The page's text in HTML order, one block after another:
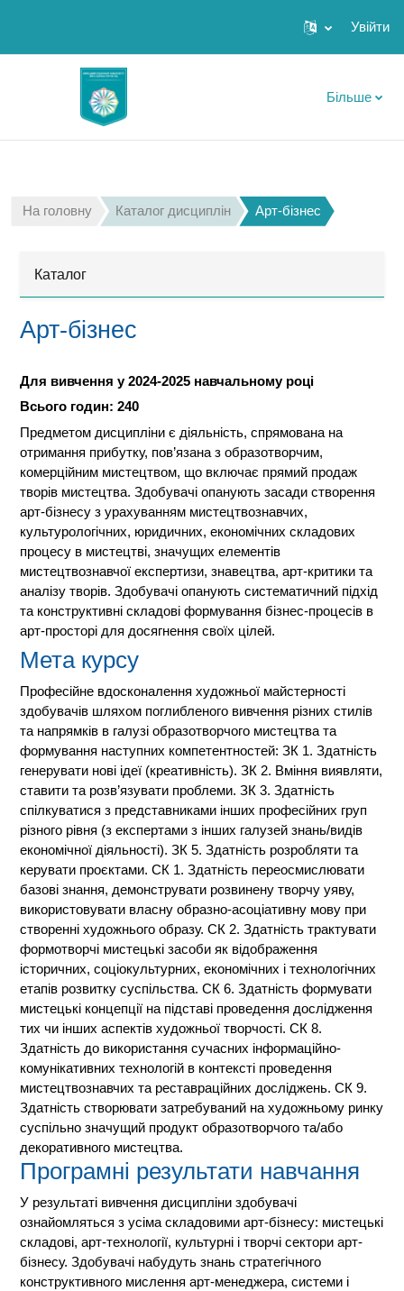
Увійти
Більше
На головну Каталог дисциплін Арт-бізнес
Каталог
Арт-бізнес
Для вивчення у 2024-2025 навчальному році
Всього годин: 240
Предметом дисципліни є діяльність, спрямована на
отримання прибутку, пов’язана з образотворчим,
комерційним мистецтвом, що включає прямий продаж
творів мистецтва. Здобувачі опанують засади створення
арт-бізнесу з урахуванням мистецтвознавчих,
культурологічних, юридичних, економічних складових
процесу в мистецтві, значущих елементів
мистецтвознавчої експертизи, знавецтва, арт-критики та
аналізу творів. Здобувачі опанують систематичний підхід
та конструктивні складові формування бізнес-процесів в
арт-просторі для досягнення своїх цілей.
Мета курсу
Професійне вдосконалення художньої майстерності
здобувачів шляхом поглибленого вивчення різних стилів
та напрямків в галузі образотворчого мистецтва та
формування наступних компетентностей: ЗК 1. Здатність
генерувати нові ідеї (креативність). ЗК 2. Вміння виявляти,
ставити та розв’язувати проблеми. ЗК 3. Здатність
спілкуватися з представниками інших професійних груп
різного рівня (з експертами з інших галузей знань/видів
економічної діяльності). ЗК 5. Здатність розробляти та
керувати проєктами. СК 1. Здатність переосмислювати
базові знання, демонструвати розвинену творчу уяву,
використовувати власну образно-асоціативну мову при
створенні художнього образу. СК 2. Здатність трактувати
формотворчі мистецькі засоби як відображення
історичних, соціокультурних, економічних і технологічних
етапів розвитку суспільства. СК 6. Здатність формувати
мистецькі концепції на підставі проведення дослідження
тих чи інших аспектів художньої творчості. СК 8.
Здатність до використання сучасних інформаційно-
комунікативних технологій в контексті проведення
мистецтвознавчих та реставраційних досліджень. СК 9.
Здатність створювати затребуваний на художньому ринку
суспільно значущий продукт образотворчого та/або
декоративного мистецтва.
Програмні результати навчання
У результаті вивчення дисципліни здобувачі
ознайомляться з усіма складовими арт-бізнесу: мистецькі
складові, арт-технології, культурні і творчі сектори арт-
бізнесу. Здобувачі набудуть знань стратегічного
конструктивного мислення арт-менеджера, системи і